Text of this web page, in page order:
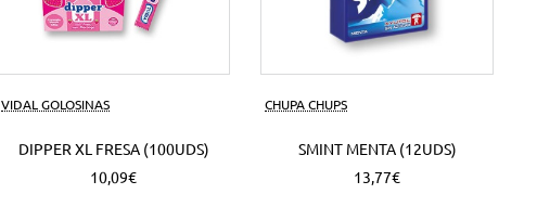
VIDAL GOLOSINAS
DIPPER XL FRESA (100UDS)
10,09€
CHUPA CHUPS
SMINT MENTA (12UDS)
13,77€